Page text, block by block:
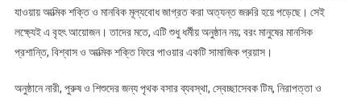
যাওয়ায় আত্মিক শক্তি ও মানবিক মূল্যবোধ জাগ্রত করা অত্যন্ত জরুরি হয়ে পড়েছে। সেই
লক্ষ্যেই এ বৃহৎ আয়োজন। তাদের মতে, এটি শুধু ধর্মীয় অনুষ্ঠান নয়; বরং মানুষের মানসিক
প্রশান্তি, বিশ্বাস ও আত্মিক শক্তি ফিরে পাওয়ার একটি সামাজিক প্রয়াস।
অনুষ্ঠানে নারী, পুরুষ ও শিশুদের জন্য পৃথক বসার ব্যবস্থা, স্বেচ্ছাসেবক টিম, নিরাপত্তা ও